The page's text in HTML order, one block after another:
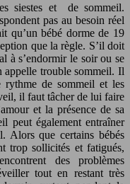
siestes et de sommeil.
pas au besoin réel
qu’un bébé dorme de 19
que la règle. S’il doit
à s’endormir le soir ou se
appelle trouble sommeil. Il
de sommeil et les
il faut tâcher de lui faire
et la présence de sa
peut également entraîner
Alors que certains bébés
trop sollicités et fatigués,
des problèmes
tout en restant très